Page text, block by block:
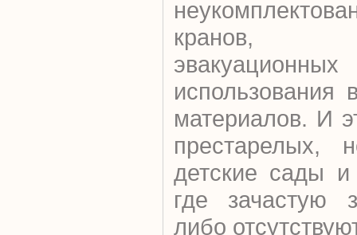
кранов,
использования
материалов. И
престарелых,
детские сады
где зачастую
либо